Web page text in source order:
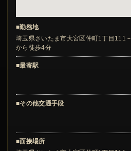
■勤務地
埼玉県さいたま市大宮区仲町1丁目111
から徒歩4分
■最寄駅
■その他交通手段
■面接場所